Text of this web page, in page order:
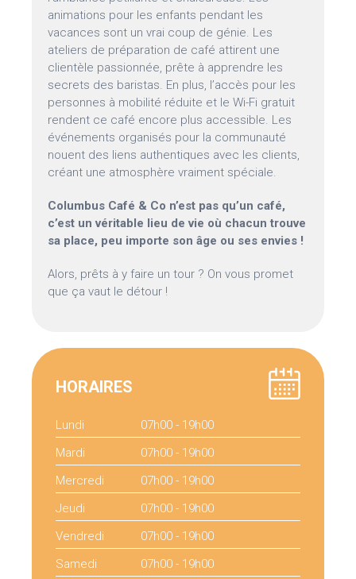
animations pour les enfants pendant les
vacances sont un vrai coup de génie. Les
ateliers de préparation de café attirent une
clientèle passionnée, prête à apprendre les
secrets des baristas. En plus, l’accès pour les
personnes à mobilité réduite et le Wi-Fi gratuit
rendent ce café encore plus accessible. Les
événements organisés pour la communauté
nouent des liens authentiques avec les clients,
créant une atmosphère vraiment spéciale.
Columbus Café & Co n’est pas qu’un café,
c’est un véritable lieu de vie où chacun trouve
sa place, peu importe son âge ou ses envies !
Alors, prêts à y faire un tour ? On vous promet
que ça vaut le détour !
HORAIRES
Lundi
07h00 - 19h00
Mardi
07h00 - 19h00
Mercredi
07h00 - 19h00
Jeudi
07h00 - 19h00
Vendredi
07h00 - 19h00
Samedi
07h00 - 19h00